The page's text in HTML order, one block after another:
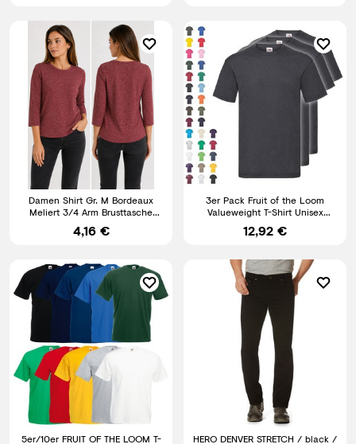
Damen Shirt Gr. M Bordeaux
Meliert 3/4 Arm Brusttasche
Rundhals Casual Top
4,16 €
3er Pack Fruit of the Loom
Valueweight T-Shirt Unisex
Größe S-5XL NEU
12,92 €
5er/10er FRUIT OF THE LOOM T-
HERO DENVER STRETCH / black /